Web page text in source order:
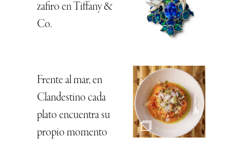
zafiro en Tiffany &
Co.
Frente al mar, en
Clandestino cada
plato encuentra su
propio momento